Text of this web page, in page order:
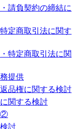
請負契約の締結に
定商取引法に関す
特定商取引法に関
提供
品権に関する検討
関する検討
②
討